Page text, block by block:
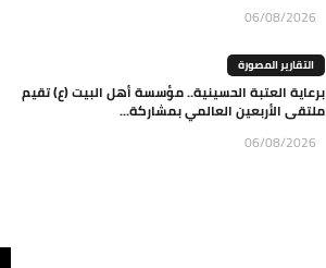
06/08/2026
التقارير المصورة
برعاية العتبة الحسينية.. مؤسسة أهل البيت (ع) تقيم
ملتقى الأربعين العالمي بمشاركة...
06/08/2026